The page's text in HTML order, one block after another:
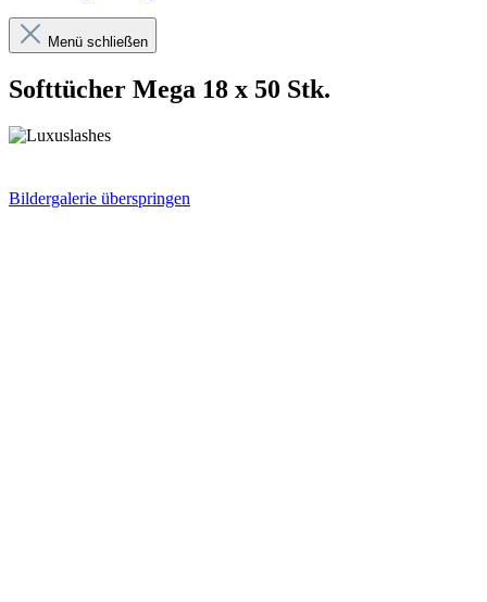
Menü schließen
Softtücher Mega 18 x 50 Stk.
Bildergalerie überspringen